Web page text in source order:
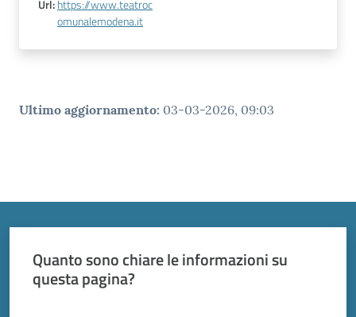
Url:https://www.teatroc
omunalemodena.it
Ultimo aggiornamento: 03-03-2026, 09:03
Quanto sono chiare le informazioni su
questa pagina?